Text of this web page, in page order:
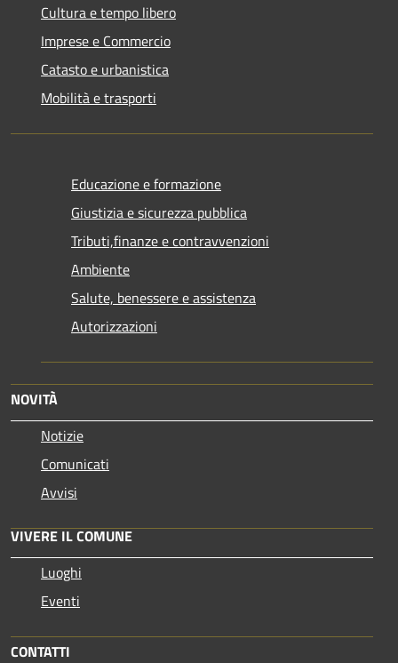
Cultura e tempo libero
Imprese e Commercio
Catasto e urbanistica
Mobilità e trasporti
Educazione e formazione
Giustizia e sicurezza pubblica
Tributi,finanze e contravvenzioni
Ambiente
Salute, benessere e assistenza
Autorizzazioni
NOVITÀ
Notizie
Comunicati
Avvisi
VIVERE IL COMUNE
Luoghi
Eventi
CONTATTI